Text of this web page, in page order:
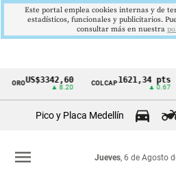
Cintillo
Colombia
OROUS$3342,60
▲ 8.20
COLCAP1621,34 pts
▲ 0.67
Pico y Placa Medellín
Jueves, 6 de Agosto
menu
Este portal emplea cookies internas y de
estadísticos, funcionales y publicitarios.
consultar más en nuestra